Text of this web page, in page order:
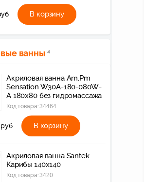
В корзину
ванны 4
Акриловая ванна Am.Pm
Sensation W30A-180-080W-
A 180х80 без гидромассажа
Код товара:34464
руб В корзину
Акриловая ванна Santek
Карибы 140х140
Код товара:3420